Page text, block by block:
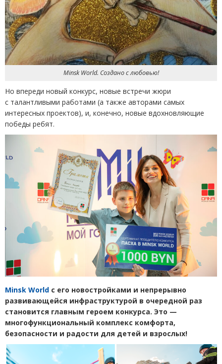
Minsk World. Создано с любовью!
Но впереди новый конкурс, новые встречи жюри
с талантливыми работами (а также авторами самых
интересных проектов), и, конечно, новые вдохновляющие
победы ребят.
Minsk World с его новостройками и непрерывно
развивающейся инфраструктурой в очередной раз
становится главным героем конкурса. Это —
многофункциональный комплекс комфорта,
безопасности и радости для детей и взрослых!